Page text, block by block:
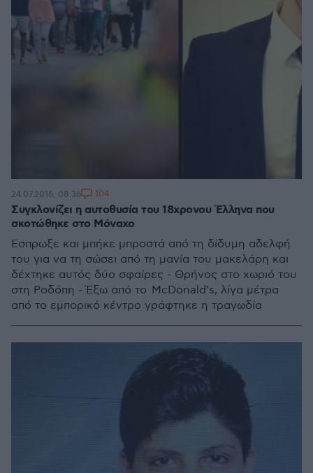
Συγκλονίζει η αυτοθυσία του 18χρονου Έλληνα που
σκοτώθηκε στο Μόναχο
Έσπρωξε και μπήκε μπροστά από τη δίδυμη αδελφή
του για να τη σώσει από τη μανία του μακελάρη και
δέχτηκε αυτός δύο σφαίρες - Θρήνος στο χωριό του
στη Ροδόπη - Έξω από το McDonald's, λίγα μέτρα
από το εμπορικό κέντρο γράφτηκε η τραγωδία
24.07.2016, 08:36 104